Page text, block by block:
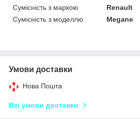
Сумісність з маркою
Renault
Сумісність з моделлю
Megane
Умови доставки
Нова Пошта
Всі умови доставки